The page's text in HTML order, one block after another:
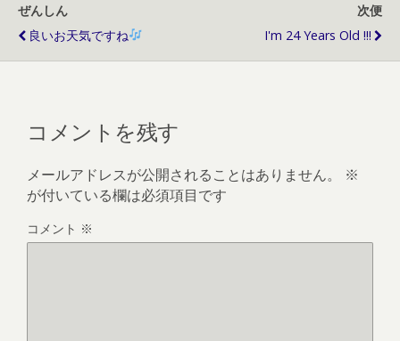
ぜんしん
良いお天気ですね
次便
I'm 24 Years Old !!!
コメントを残す
メールアドレスが公開されることはありません。
※
が付いている欄は必須項目です
コメント ※